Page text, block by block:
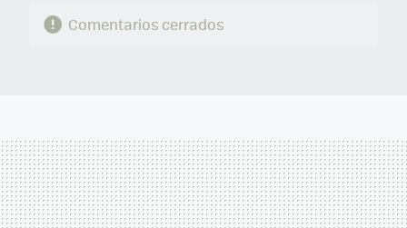
Comentarios cerrados